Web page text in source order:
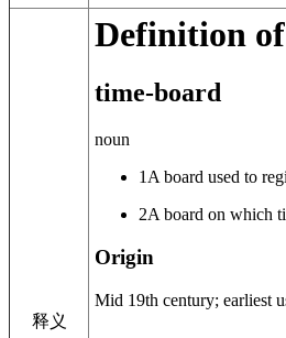
释义
Definition of
time-board
noun
1 A board used to
2A board on which
Origin
Mid 19th century; earliest